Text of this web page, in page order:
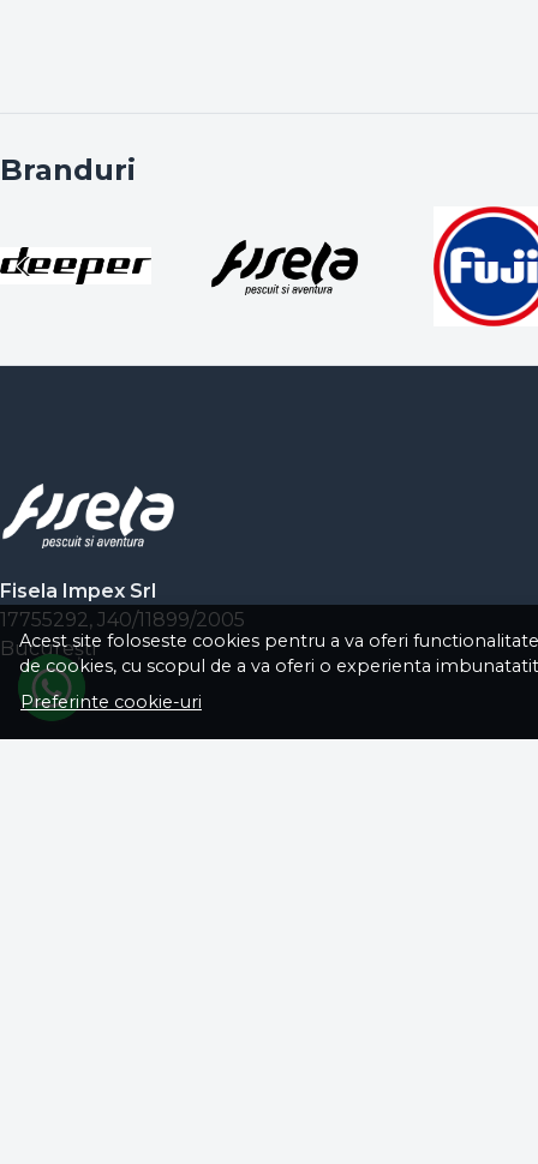
Acest site foloseste cookies pentru a va oferi
de cookies, cu scopul de a va oferi o experienta
Preferinte cookie-uri
Branduri
Fisela Impex Srl
17755292, J40/11899/2005
Bucureşti